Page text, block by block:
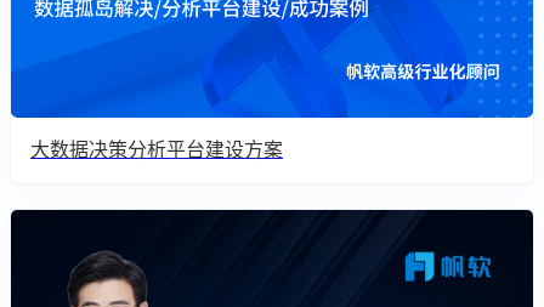
大数据决策分析平台建设方案